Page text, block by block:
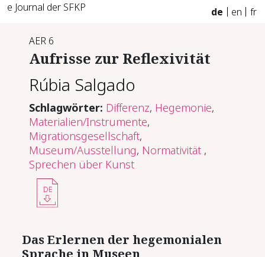
e Journal der SFKP de en fr
AER 6
Auf­ris­se zur Re­fle­xi­vi­tät
Rúbia Salgado
Schlagwörter: Differenz, Hegemonie,
Materialien/Instrumente,
Migrationsgesellschaft,
Museum/Ausstellung, Normativität ,
Sprechen über Kunst
DE
Das Er­ler­nen der he­ge­mo­nia­len